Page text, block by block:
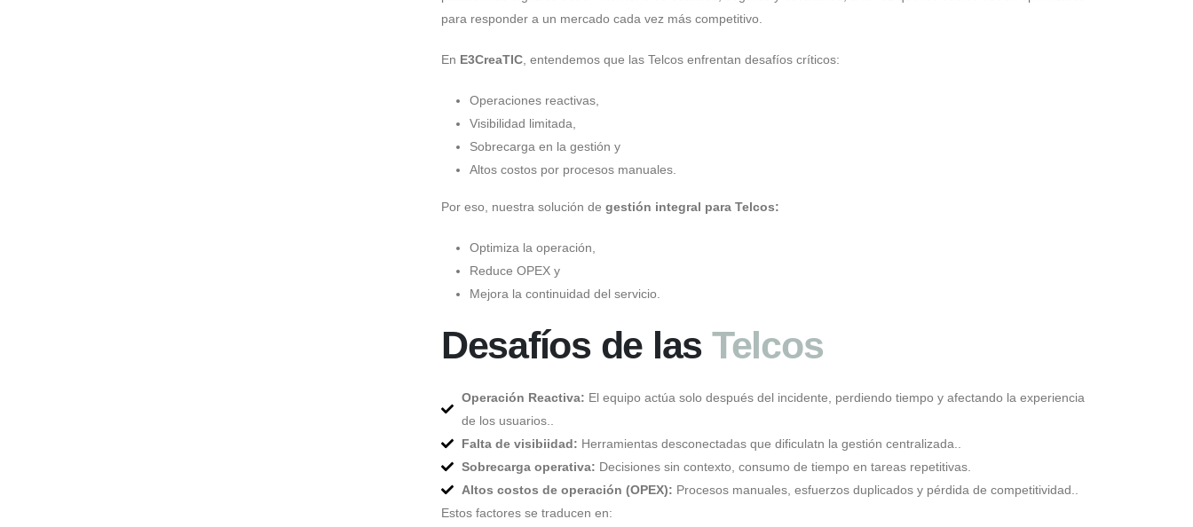
para responder a un mercado cada vez más competitivo.
En E3CreaTIC , entendemos que las Telcos enfrentan desafíos críticos:
Operaciones reactivas,
Visibilidad limitada,
Sobrecarga en la gestión y
Altos costos por procesos manuales.
Por eso, nuestra solución de gestión integral para Telcos:
Optimiza la operación,
Reduce OPEX y
Mejora la continuidad del servicio.
Desafíos de las Telcos
Operación Reactiva: El equipo actúa solo después del incidente, perdiendo tiempo y afectando la experiencia
de los usuarios..
Falta de visibiidad: Herramientas desconectadas que dificulatn la gestión centralizada..
Sobrecarga operativa: Decisiones sin contexto, consumo de tiempo en tareas repetitivas.
Altos costos de operación (OPEX): Procesos manuales, esfuerzos duplicados y pérdida de competitividad..
Estos factores se traducen en: